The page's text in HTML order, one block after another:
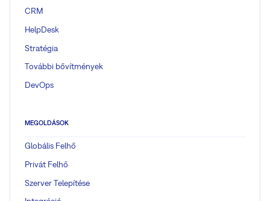
CRM
HelpDesk
Stratégia
További bővítmények
DevOps
MEGOLDÁSOK
Globális Felhő
Privát Felhő
Szerver Telepítése